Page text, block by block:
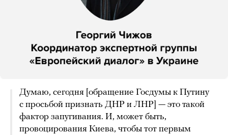
Думаю, сегодня [обращение Госдумы к Путину
с просьбой признать ДНР и ЛНР] — это такой
фактор запугивания. И, может быть,
провоцирования Киева, чтобы тот первым